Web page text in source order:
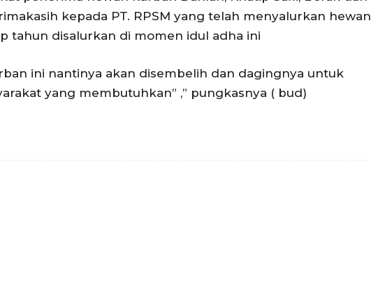
kepada PT. RPSM yang telah menyalurkan hewan
tahun disalurkan di momen idul adha ini
ini nantinya akan disembelih dan dagingnya untuk
yang membutuhkan” ,” pungkasnya ( bud)